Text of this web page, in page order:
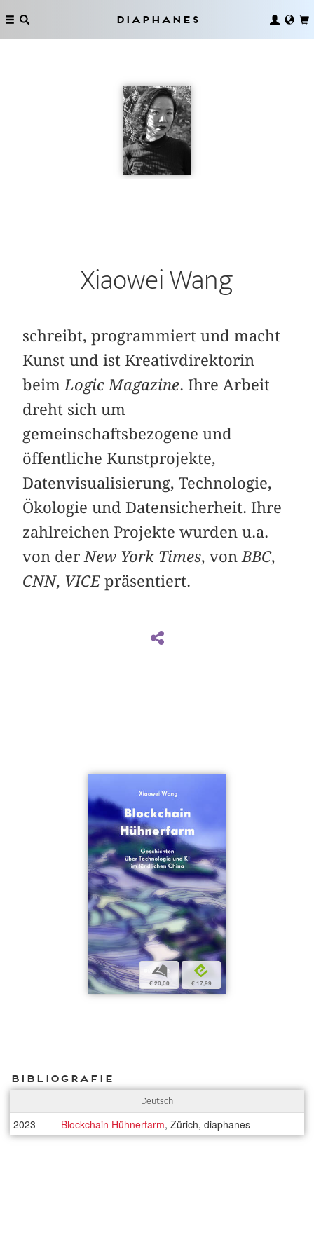
Diaphanes
Xiaowei Wang
schreibt, programmiert und macht
Kunst und ist Kreativdirektorin
beim Logic Magazine. Ihre Arbeit
dreht sich um
gemeinschaftsbezogene und
öffentliche Kunstprojekte,
Datenvisualisierung, Technologie,
Ökologie und Datensicherheit. Ihre
zahlreichen Projekte wurden u.a.
von der New York Times, von BBC,
CNN, VICE präsentiert.
b
€ 20,00
e
€ 17,99
Bibliografie
Deutsch
2023 Blockchain Hühnerfarm, Zürich, diaphanes